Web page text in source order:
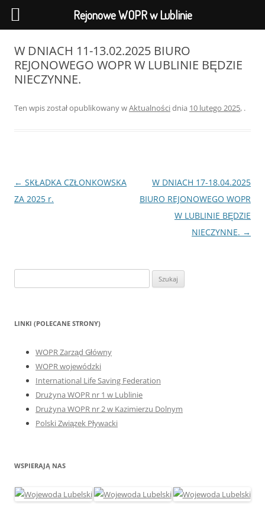
Przejdź
treści
W DNIACH 11-13.02.2025 BIURO
REJONOWEGO WOPR W LUBLINIE BĘDZIE
NIECZYNNE.
Ten wpis został opublikowany wAktualnościdnia 10 lutego 2025, .
Nawigacja
wpisu
← SKŁADKA CZŁONKOWSKA
ZA 2025 r.
W DNIACH 17-18.04.2025
BIURO REJONOWEGO WOPR
W LUBLINIE BĘDZIE
NIECZYNNE. →
LINKI (POLECANE STRONY)
WOPR Zarząd Główny
WOPR wojewódzki
International Life Saving Federation
Drużyna WOPR nr 1 w Lublinie
Drużyna WOPR nr 2 w Kazimierzu Dolnym
Polski Związek Pływacki
WSPIERAJĄ NAS
Rejonowe WOPR w Lublinie